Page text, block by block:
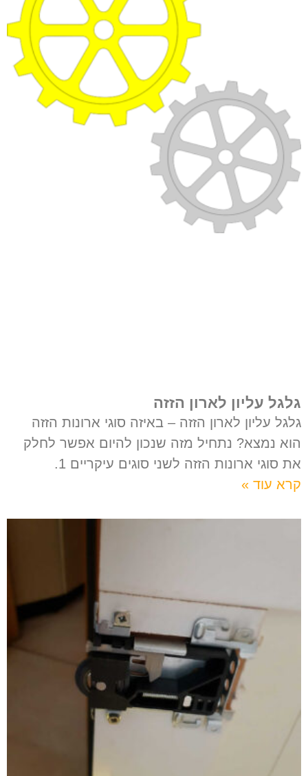
גלגל עליון לארון הזזה
גלגל עליון לארון הזזה – באיזה סוגי ארונות הזזה
הוא נמצא? נתחיל מזה שנכון להיום אפשר לחלק
את סוגי ארונות הזזה לשני סוגים עיקריים 1.
קרא עוד »